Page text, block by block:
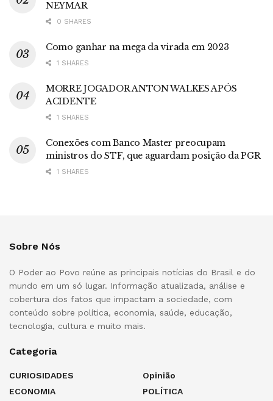
NEYMAR
0 SHARES
Como ganhar na mega da virada em 2023
1 SHARES
MORRE JOGADOR ANTON WALKES APÓS
ACIDENTE
1 SHARES
Conexões com Banco Master preocupam
ministros do STF, que aguardam posição da PGR
1 SHARES
Sobre Nós
O Poder ao Povo reúne as principais notícias do Brasil e do
mundo em um só lugar. Informação atualizada, análise e
cobertura dos fatos que impactam a sociedade, com
conteúdo sobre política, economia, saúde, educação,
tecnologia, cultura e muito mais.
Categoria
CURIOSIDADES
ECONOMIA
Opinião
POLÍTICA